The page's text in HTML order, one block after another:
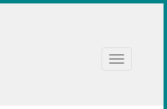
Toggle